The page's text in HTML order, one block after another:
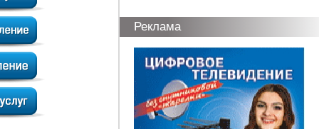
Реклама